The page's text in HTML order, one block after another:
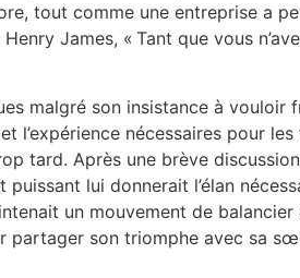
tout comme une entreprise a
James, « Tant que vous
malgré son insistance à vouloir
l’expérience nécessaires pour
tard. Après une brève
lui donnerait l’élan
un mouvement de
partager son triomphe avec sa